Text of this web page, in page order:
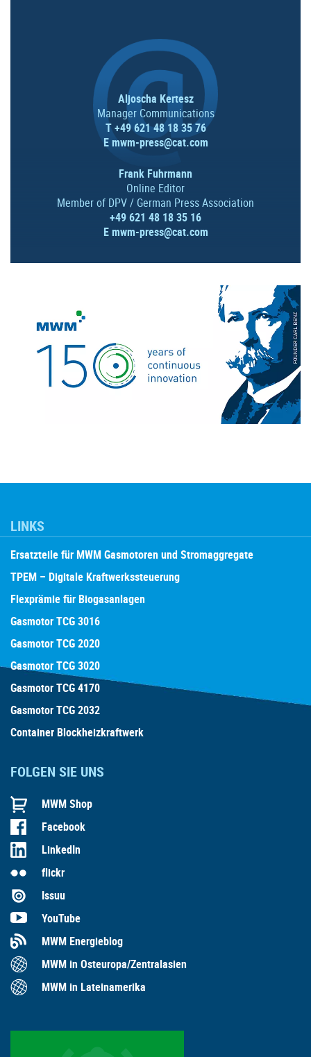
Aljoscha Kertesz
Manager Communications
T +49 621 48 18 35 76
Emwm-press@cat.com
Frank Fuhrmann
Online Editor
Member of DPV / German Press Association
+49 621 48 18 35 16
Emwm-press@cat.com
LINKS
Ersatzteile für MWM Gasmotoren und Stromaggregate
TPEM – Digitale Kraftwerkssteuerung
Flexprämie für Biogasanlagen
Gasmotor TCG 3016
Gasmotor TCG 2020
Gasmotor TCG 3020
Gasmotor TCG 4170
Gasmotor TCG 2032
Container Blockheizkraftwerk
FOLGEN SIE UNS
MWM Shop
Facebook
LinkedIn
flickr
Issuu
YouTube
MWM Energieblog
MWM in Osteuropa/Zentralasien
MWM in Lateinamerika